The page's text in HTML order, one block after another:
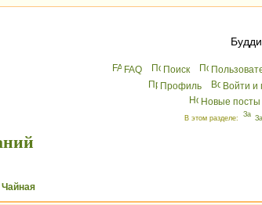
FAQ Поиск
Профиль
Войти и
Новые посты
В этом разделе:
Чайная